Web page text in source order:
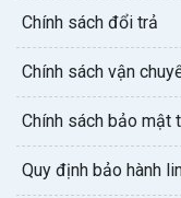
Chính sách đổi trả
Chính sách vận
Chính sách bảo mật
Quy định bảo hành